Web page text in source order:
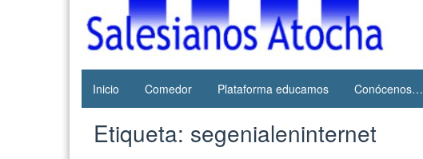
Salesianos
Atocha
Colegio
Salesianos
de Atocha
Inicio Comedor Plataforma educamos Conócenos…
Etiqueta: segenialeninternet